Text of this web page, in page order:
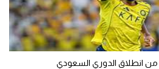
من انطلاق الدوري السعودي